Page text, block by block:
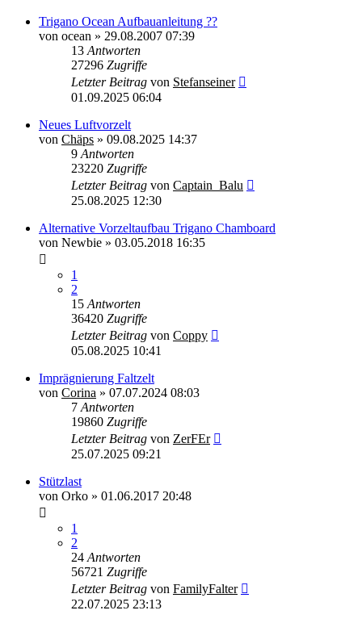
Trigano Ocean Aufbauanleitung ??
von ocean » 29.08.2007 07:39
13 Antworten
27296 Zugriffe
Letzter Beitrag von Stefanseiner
01.09.2025 06:04
Neues Luftvorzelt
von Chäps » 09.08.2025 14:37
9 Antworten
23220 Zugriffe
Letzter Beitrag von Captain_Balu
25.08.2025 12:30
Alternative Vorzeltaufbau Trigano Chamboard
von Newbie » 03.05.2018 16:35
1
2
15 Antworten
36420 Zugriffe
Letzter Beitrag von Coppy
05.08.2025 10:41
Imprägnierung Faltzelt
von Corina » 07.07.2024 08:03
7 Antworten
19860 Zugriffe
Letzter Beitrag von ZerFEr
25.07.2025 09:21
Stützlast
von Orko » 01.06.2017 20:48
1
2
24 Antworten
56721 Zugriffe
Letzter Beitrag von FamilyFalter
22.07.2025 23:13